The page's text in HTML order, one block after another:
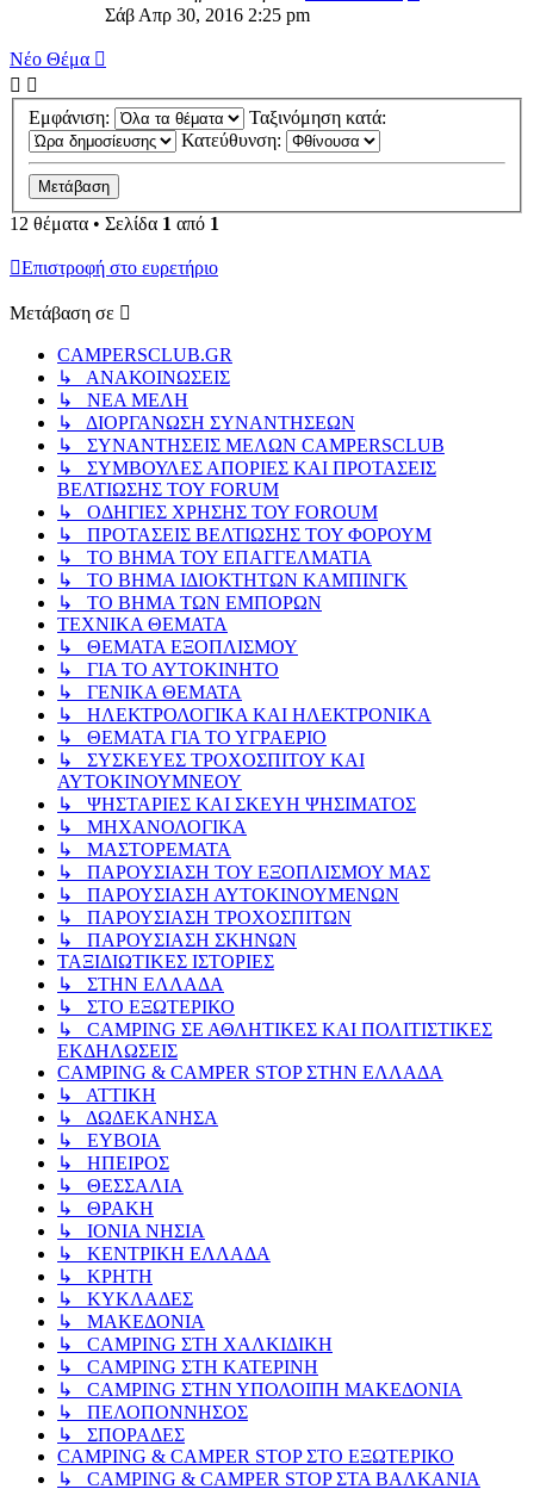
Σάβ Απρ 30, 2016 2:25 pm
Νέο Θέμα
Εμφάνιση:
Ταξινόμηση κατά:
Κατεύθυνση:
12 θέματα • Σελίδα 1 από 1
Επιστροφή στο ευρετήριο
Μετάβαση σε
CAMPERSCLUB.GR
↳ ΑΝΑΚΟΙΝΩΣΕΙΣ
↳ ΝΕΑ ΜΕΛΗ
↳ ΔΙΟΡΓΑΝΩΣΗ ΣΥΝΑΝΤΗΣΕΩΝ
↳ ΣΥΝΑΝΤΗΣΕΙΣ ΜΕΛΩΝ CAMPERSCLUB
↳ ΣΥΜΒΟΥΛΕΣ ΑΠΟΡΙΕΣ ΚΑΙ ΠΡΟΤΑΣΕΙΣ
ΒΕΛΤΙΩΣΗΣ ΤΟΥ FORUM
↳ ΟΔΗΓΙΕΣ ΧΡΗΣΗΣ ΤΟΥ FOROUM
↳ ΠΡΟΤΑΣΕΙΣ ΒΕΛΤΙΩΣΗΣ ΤΟΥ ΦΟΡΟΥΜ
↳ ΤΟ ΒΗΜΑ ΤΟΥ ΕΠΑΓΓΕΛΜΑΤΙΑ
↳ ΤΟ ΒΗΜΑ ΙΔΙΟΚΤΗΤΩΝ ΚΑΜΠΙΝΓΚ
↳ ΤΟ ΒΗΜΑ ΤΩΝ ΕΜΠΟΡΩΝ
ΤΕΧΝΙΚΑ ΘΕΜΑΤΑ
↳ ΘΕΜΑΤΑ ΕΞΟΠΛΙΣΜΟΥ
↳ ΓΙΑ ΤΟ ΑΥΤΟΚΙΝΗΤΟ
↳ ΓΕΝΙΚΑ ΘΕΜΑΤΑ
↳ ΗΛΕΚΤΡΟΛΟΓΙΚΑ ΚΑΙ ΗΛΕΚΤΡΟΝΙΚΑ
↳ ΘΕΜΑΤΑ ΓΙΑ ΤΟ ΥΓΡΑΕΡΙΟ
↳ ΣΥΣΚΕΥΕΣ ΤΡΟΧΟΣΠΙΤΟΥ ΚΑΙ
ΑΥΤΟΚΙΝΟΥΜΝΕΟΥ
↳ ΨΗΣΤΑΡΙΕΣ ΚΑΙ ΣΚΕΥΗ ΨΗΣΙΜΑΤΟΣ
↳ ΜΗΧΑΝΟΛΟΓΙΚΑ
↳ ΜΑΣΤΟΡΕΜΑΤΑ
↳ ΠΑΡΟΥΣΙΑΣΗ ΤΟΥ ΕΞΟΠΛΙΣΜΟΥ ΜΑΣ
↳ ΠΑΡΟΥΣΙΑΣΗ ΑΥΤΟΚΙΝΟΥΜΕΝΩΝ
↳ ΠΑΡΟΥΣΙΑΣΗ ΤΡΟΧΟΣΠΙΤΩΝ
↳ ΠΑΡΟΥΣΙΑΣΗ ΣΚΗΝΩΝ
ΤΑΞΙΔΙΩΤΙΚΕΣ ΙΣΤΟΡΙΕΣ
↳ ΣΤΗΝ ΕΛΛΑΔΑ
↳ ΣΤΟ ΕΞΩΤΕΡΙΚΟ
↳ CAMPING ΣΕ ΑΘΛΗΤΙΚΕΣ ΚΑΙ ΠΟΛΙΤΙΣΤΙΚΕΣ
ΕΚΔΗΛΩΣΕΙΣ
CAMPING & CAMPER STOP ΣΤΗN ΕΛΛΑΔΑ
↳ ΑΤΤΙΚΗ
↳ ΔΩΔΕΚΑΝΗΣΑ
↳ ΕΥΒΟΙΑ
↳ ΗΠΕΙΡΟΣ
↳ ΘΕΣΣΑΛΙΑ
↳ ΘΡΑΚΗ
↳ ΙΟΝΙΑ ΝΗΣΙΑ
↳ ΚΕΝΤΡΙΚΗ ΕΛΛΑΔΑ
↳ ΚΡΗΤΗ
↳ ΚΥΚΛΑΔΕΣ
↳ ΜΑΚΕΔΟΝΙΑ
↳ CAMPING ΣΤΗ ΧΑΛΚΙΔΙΚΗ
↳ CAMPING ΣΤΗ ΚΑΤΕΡΙΝΗ
↳ CAMPING ΣΤΗΝ ΥΠΟΛΟΙΠΗ ΜΑΚΕΔΟΝΙΑ
↳ ΠΕΛΟΠΟΝΝΗΣΟΣ
↳ ΣΠΟΡΑΔΕΣ
CAMPING & CAMPER STOP ΣΤΟ ΕΞΩΤΕΡΙΚΟ
↳ CAMPING & CAMPER STOP ΣΤΑ ΒΑΛΚΑΝΙΑ